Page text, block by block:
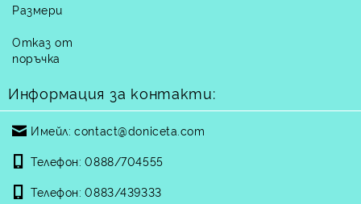
Размери
Отказ от
поръчка
Информация за контакти:
Имейл: contact@doniceta.com
Телефон: 0888/704555
Телефон: 0883/439333